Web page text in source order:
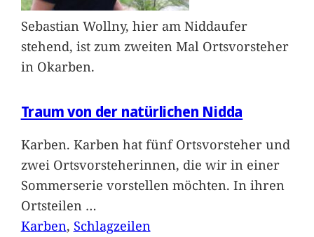
Sebastian Wollny, hier am Niddaufer
stehend, ist zum zweiten Mal Ortsvorsteher
in Okarben.
Traum von der natürlichen Nidda
Karben. Karben hat fünf Ortsvorsteher und
zwei Ortsvorsteherinnen, die wir in einer
Sommerserie vorstellen möchten. In ihren
Ortsteilen …
Karben, Schlagzeilen